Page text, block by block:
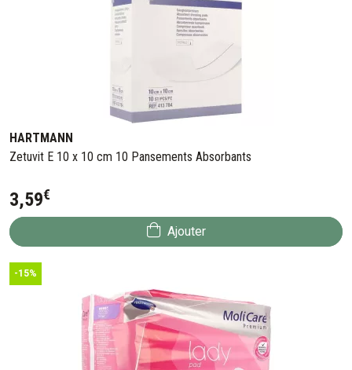
HARTMANN
Zetuvit E 10 x 10 cm 10 Pansements Absorbants
3,59€
Ajouter
-15%